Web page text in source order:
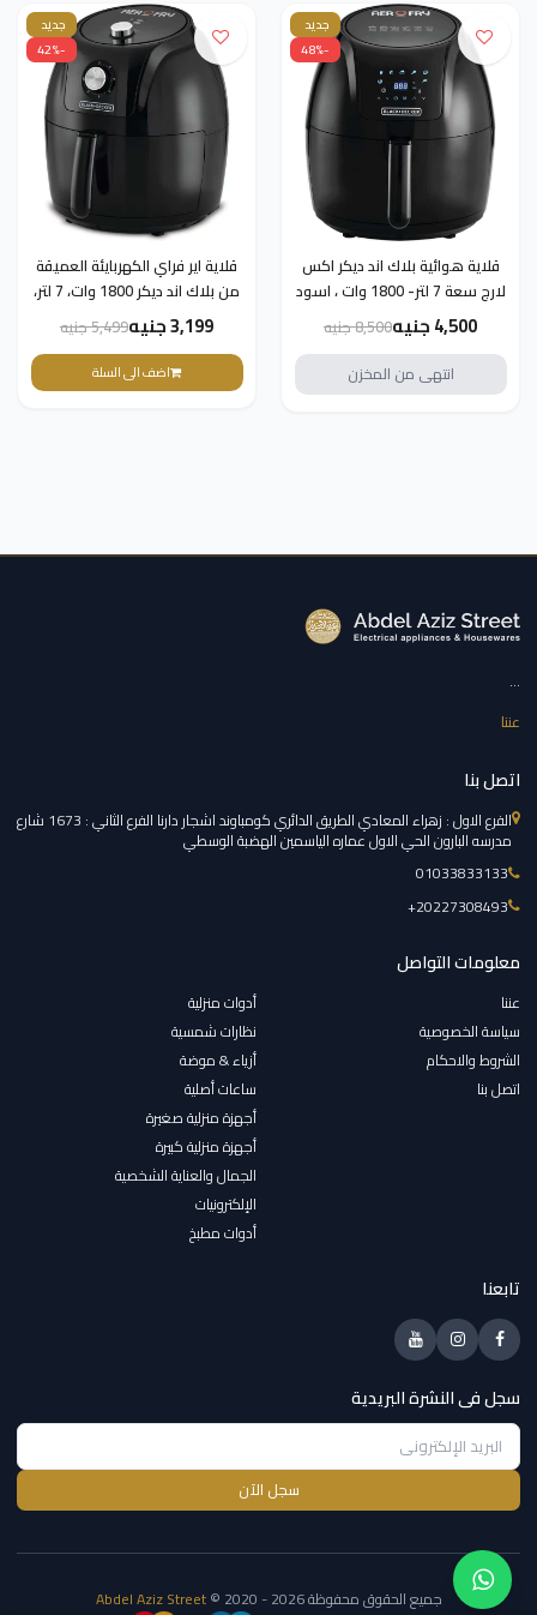
جديد
-48%
اند ديكر اكس
لارج سعة 7 لتر- 1800 وات ، اسود
جديد
قلاية اير فراي الكهربايئة العميقة
من بلاك اند ديكر 1800 وات، 7 لتر،
اسود - AF575-B5 - قلايات
عميق - ضمان دولي3,199 جنيه
اضف الى السلة
5,799 جنيه
انتهى
...
عننا
اتصل بنا
الفرع الاول : زهراء المعادي الطريق الدائري كومباوند اشجار دارنا الفرع الثاني : 1673 شارع
مدرسه البارون الحي الاول عماره الياسمين الهضبة الوسطي
01033833133
‎+20227308493
معلومات التواصل
عننا
سياسة الخصوصية
الشروط والاحكام
اتصل بنا
أدوات منزلية
نظارات شمسية
أزياء & موضة
ساعات أصلية
أجهزة منزلية صغيرة
أجهزة منزلية كبيرة
الجمال والعناية الشخصية
الإلكترونيات
أدوات مطبخ
تابعنا
سجل فى النشرة البريدية
سجل الآن
جميع الحقوق محفوظة Abdel Aziz Street© 2020 - 2026